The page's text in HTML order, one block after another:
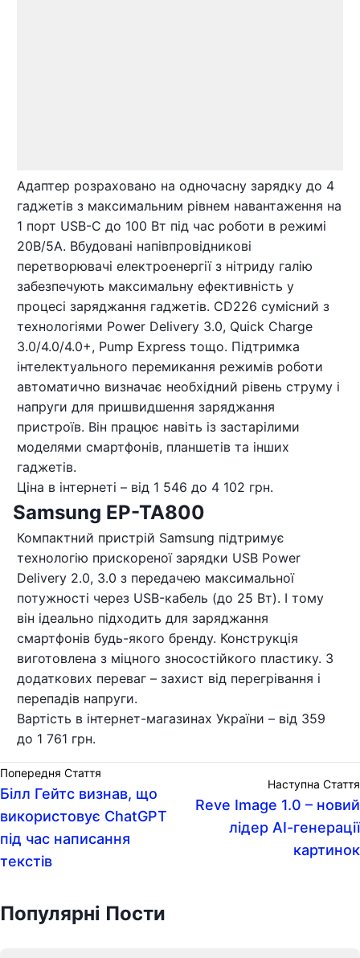
Адаптер розраховано на одночасну зарядку до 4
гаджетів з максимальним рівнем навантаження на
1 порт USB-C до 100 Вт під час роботи в режимі
20В/5A. Вбудовані напівпровідникові
перетворювачі електроенергії з нітриду галію
забезпечують максимальну ефективність у
процесі заряджання гаджетів. CD226 сумісний з
технологіями Power Delivery 3.0, Quick Charge
3.0/4.0/4.0+, Pump Express тощо. Підтримка
інтелектуального перемикання режимів роботи
автоматично визначає необхідний рівень струму і
напруги для пришвидшення заряджання
пристроїв. Він працює навіть із застарілими
моделями смартфонів, планшетів та інших
гаджетів.
Ціна в інтернеті – від 1 546 до 4 102 грн.
Samsung EP-TA800
Компактний пристрій Samsung підтримує
технологію прискореної зарядки USB Power
Delivery 2.0, 3.0 з передачею максимальної
потужності через USB-кабель (до 25 Вт). І тому
він ідеально підходить для заряджання
смартфонів будь-якого бренду. Конструкція
виготовлена з міцного зносостійкого пластику. З
додаткових переваг – захист від перегрівання і
перепадів напруги.
Вартість в інтернет-магазинах України – від 359
до 1 761 грн.
Попередня Стаття
Білл Гейтс визнав, що
використовує ChatGPT
під час написання
текстів
Наступна Стаття
Reve Image 1.0 – новий
лідер АІ-генерації
картинок
Популярні Пости